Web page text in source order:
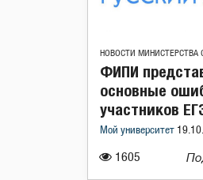
НОВОСТИ МИНИСТЕРСТВА
1605
ФИПИ
основные
участников
Мой университет